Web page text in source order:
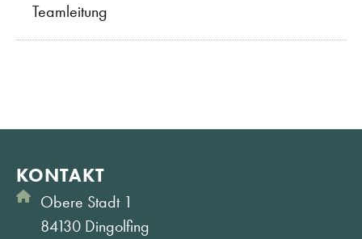
Teamleitung
KONTAKT
Obere Stadt 1
84130 Dingolfing